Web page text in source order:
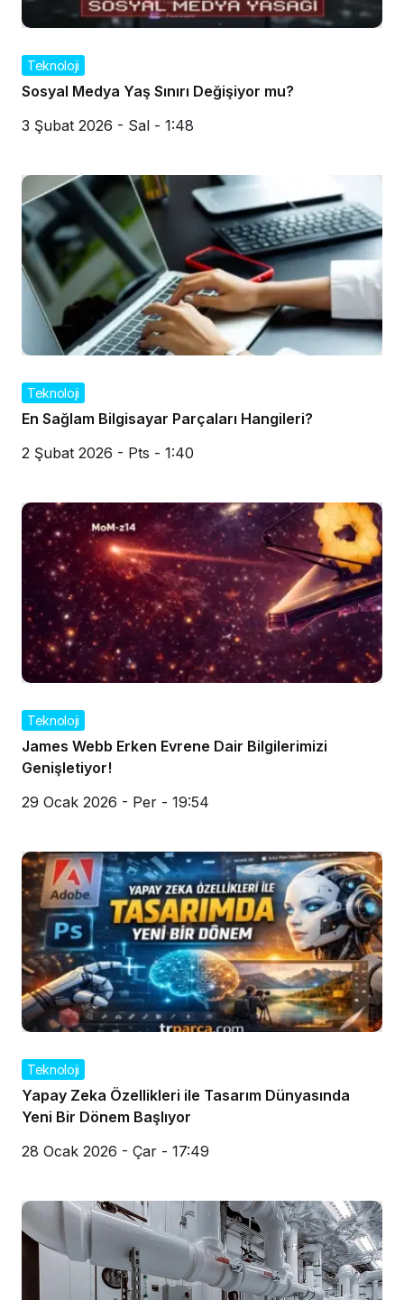
Teknoloji
Sosyal Medya Yaş Sınırı Değişiyor mu?
3 Şubat 2026 - Sal - 1:48
Teknoloji
En Sağlam Bilgisayar Parçaları Hangileri?
2 Şubat 2026 - Pts - 1:40
Teknoloji
James Webb Erken Evrene Dair Bilgilerimizi
Genişletiyor!
29 Ocak 2026 - Per - 19:54
Teknoloji
Yapay Zeka Özellikleri ile Tasarım Dünyasında
Yeni Bir Dönem Başlıyor
28 Ocak 2026 - Çar - 17:49